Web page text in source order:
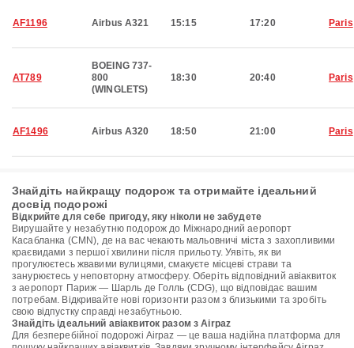
AF1196 Airbus A321 15:15 17:20 Paris
AT789
BOEING 737-
800
(WINGLETS)
18:30 20:40 Paris
AF1496 Airbus A320 18:50 21:00 Paris
Знайдіть найкращу подорож та отримайте ідеальний
досвід подорожі
Відкрийте для себе пригоду, яку ніколи не забудете
Вирушайте у незабутню подорож до Міжнародний аеропорт
Касабланка (CMN), де на вас чекають мальовничі міста з захопливими
краєвидами з першої хвилини після прильоту. Уявіть, як ви
прогулюєтесь жвавими вулицями, смакуєте місцеві страви та
занурюєтесь у неповторну атмосферу. Оберіть відповідний авіаквиток
з аеропорт Париж — Шарль де Голль (CDG), що відповідає вашим
потребам. Відкривайте нові горизонти разом з близькими та зробіть
свою відпустку справді незабутньою.
Знайдіть ідеальний авіаквиток разом з Airpaz
Для безперебійної подорожі Airpaz — це ваша надійна платформа для